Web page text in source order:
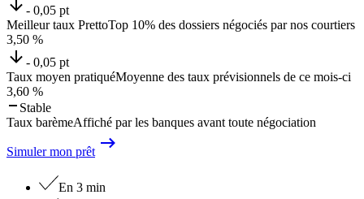
- 0,05 pt
Meilleur taux PrettoTop 10% des dossiers négociés par nos courtiers
3,50 %
- 0,05 pt
Taux moyen pratiquéMoyenne des taux prévisionnels de ce mois-ci
3,60 %
Stable
Taux barèmeAffiché par les banques avant toute négociation
Simuler mon prêt
En 3 min